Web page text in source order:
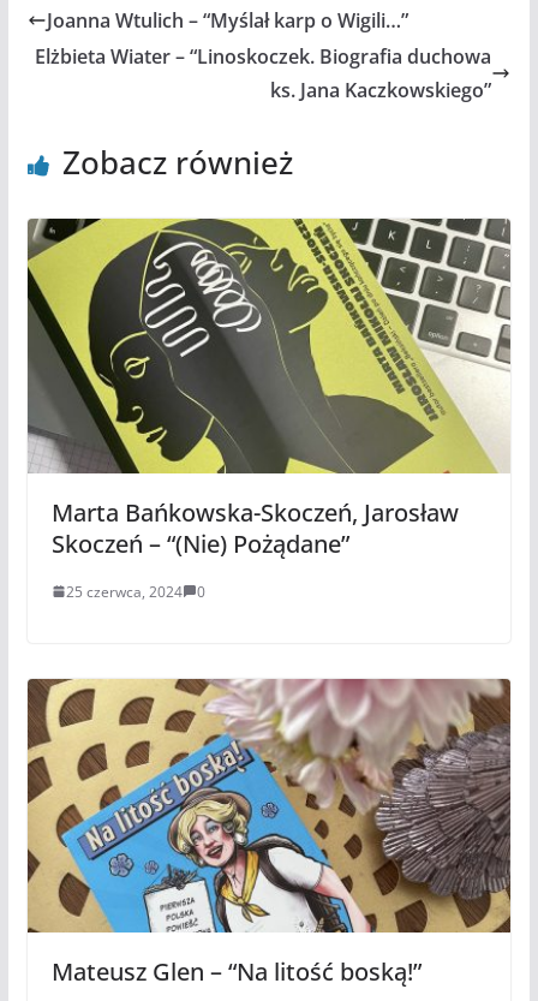
Joanna Wtulich – “Myślał karp o Wigili…”
Elżbieta Wiater – “Linoskoczek. Biografia duchowa
ks. Jana Kaczkowskiego”
Zobacz również
Marta Bańkowska-Skoczeń, Jarosław
Skoczeń – “(Nie) Pożądane”
25 czerwca, 2024 0
Mateusz Glen – “Na litość boską!”